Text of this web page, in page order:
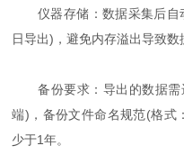
仪器存储：数据采集后自
日导出)，避免内存溢出导致数
备份要求：导出的数据需
端)，备份文件命名规范(格式
少于1年。